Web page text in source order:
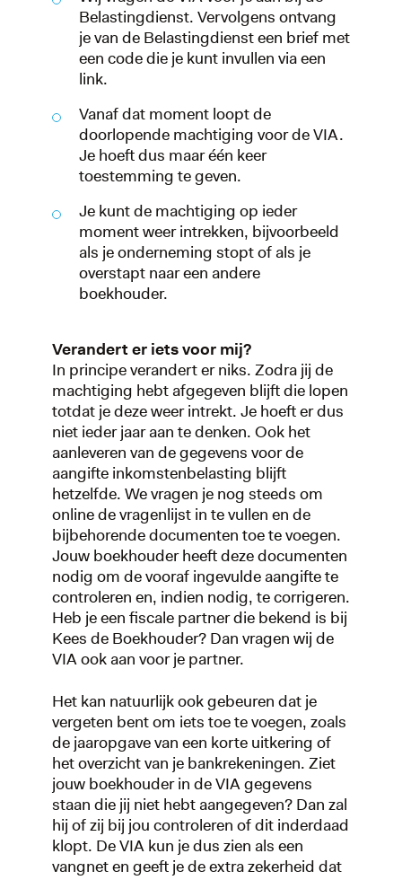
Belastingdienst. Vervolgens ontvang
je van de Belastingdienst een brief met
een code die je kunt invullen via een
link.
Vanaf dat moment loopt de
doorlopende machtiging voor de VIA.
Je hoeft dus maar één keer
toestemming te geven.
Je kunt de machtiging op ieder
moment weer intrekken, bijvoorbeeld
als je onderneming stopt of als je
overstapt naar een andere
boekhouder.
Verandert er iets voor mij?
In principe verandert er niks. Zodra jij de
machtiging hebt afgegeven blijft die lopen
totdat je deze weer intrekt. Je hoeft er dus
niet ieder jaar aan te denken. Ook het
aanleveren van de gegevens voor de
aangifte inkomstenbelasting blijft
hetzelfde. We vragen je nog steeds om
online de vragenlijst in te vullen en de
bijbehorende documenten toe te voegen.
Jouw boekhouder heeft deze documenten
nodig om de vooraf ingevulde aangifte te
controleren en, indien nodig, te corrigeren.
Heb je een fiscale partner die bekend is bij
Kees de Boekhouder? Dan vragen wij de
VIA ook aan voor je partner.
Het kan natuurlijk ook gebeuren dat je
vergeten bent om iets toe te voegen, zoals
de jaaropgave van een korte uitkering of
het overzicht van je bankrekeningen. Ziet
jouw boekhouder in de VIA gegevens
staan die jij niet hebt aangegeven? Dan zal
hij of zij bij jou controleren of dit inderdaad
klopt. De VIA kun je dus zien als een
vangnet en geeft je de extra zekerheid dat